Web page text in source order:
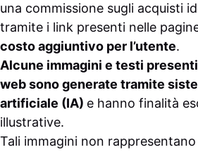
una commissione sugli acquisti
tramite i link presenti nelle
costo aggiuntivo per l’utente.
Alcune immagini e testi
web sono generate tramite
artificiale (IA) e hanno finalità
illustrative.
Tali immagini non